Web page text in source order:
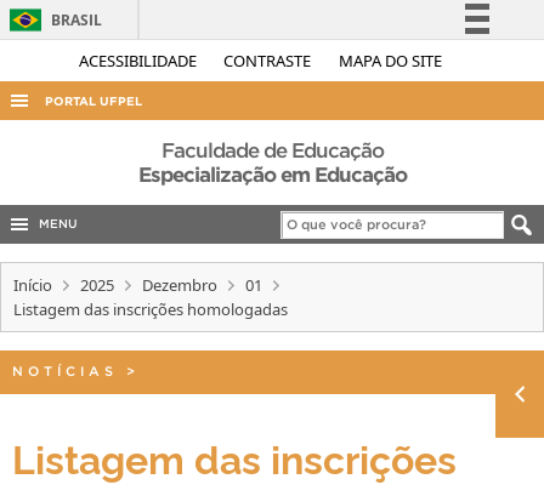
ACESSIBILIDADE CONTRASTE MAPA DO SITE
BRASIL
Simplifique!
Acesso à informação
Legislação
Canais
PORTAL UFPEL
ACESSO À INFORMAÇÃO
COBALTO
CONCURSOS
EDITAIS
INTERNACIONAL
TELEFONES
Faculdade de Educação
Especialização em Educação
MENU
Início 2025 Dezembro
01
Listagem das inscrições homologadas
NOTÍCIAS >
Listagem das inscrições